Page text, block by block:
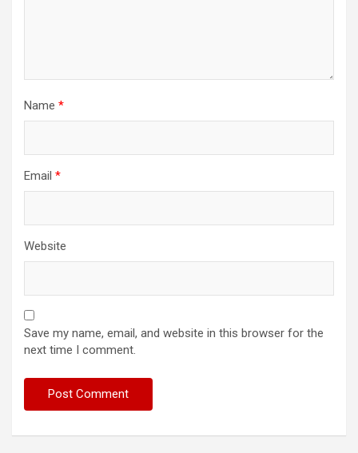
Name *
Email *
Website
Save my name, email, and website in this browser for the
next time I comment.